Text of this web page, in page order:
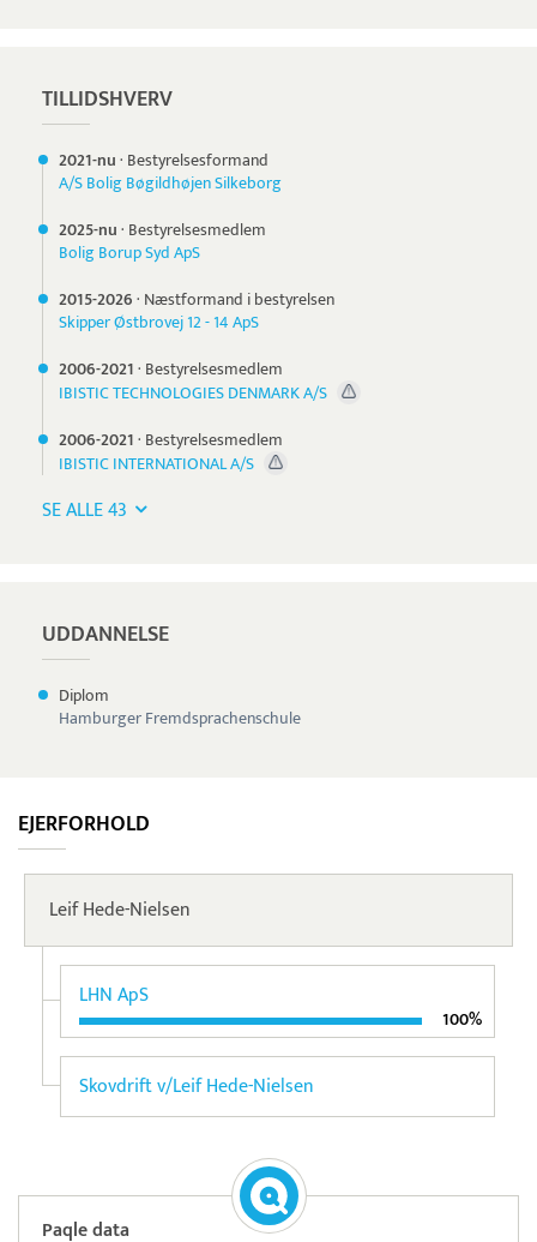
TILLIDSHVERV
2021-nu· Bestyrelsesformand
A/S Bolig Bøgildhøjen Silkeborg
2025-nu· Bestyrelsesmedlem
Bolig Borup Syd ApS
2015-2026· Næstformand i bestyrelsen
Skipper Østbrovej 12 - 14 ApS
2006-2021· Bestyrelsesmedlem
IBISTIC TECHNOLOGIES DENMARK A/S
2006-2021· Bestyrelsesmedlem
IBISTIC INTERNATIONAL A/S
SE ALLE 43
UDDANNELSE
Diplom
Hamburger Fremdsprachenschule
EJERFORHOLD
Leif Hede-Nielsen
LHN ApS
100%
Skovdrift v/Leif Hede-Nielsen
Paqle data